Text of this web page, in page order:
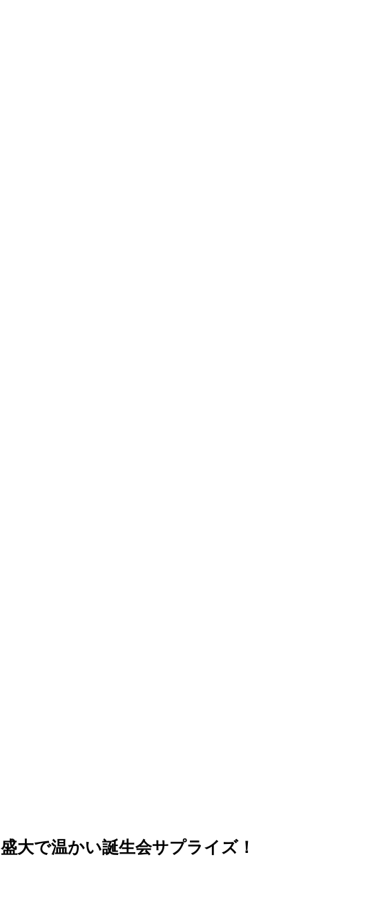
盛大で温かい誕生会サプライズ！